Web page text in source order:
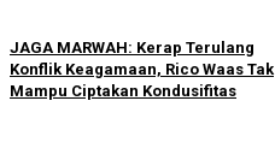
JAGA MARWAH: Kerap Terulang
Konflik Keagamaan, Rico Waas Tak
Mampu Ciptakan Kondusifitas